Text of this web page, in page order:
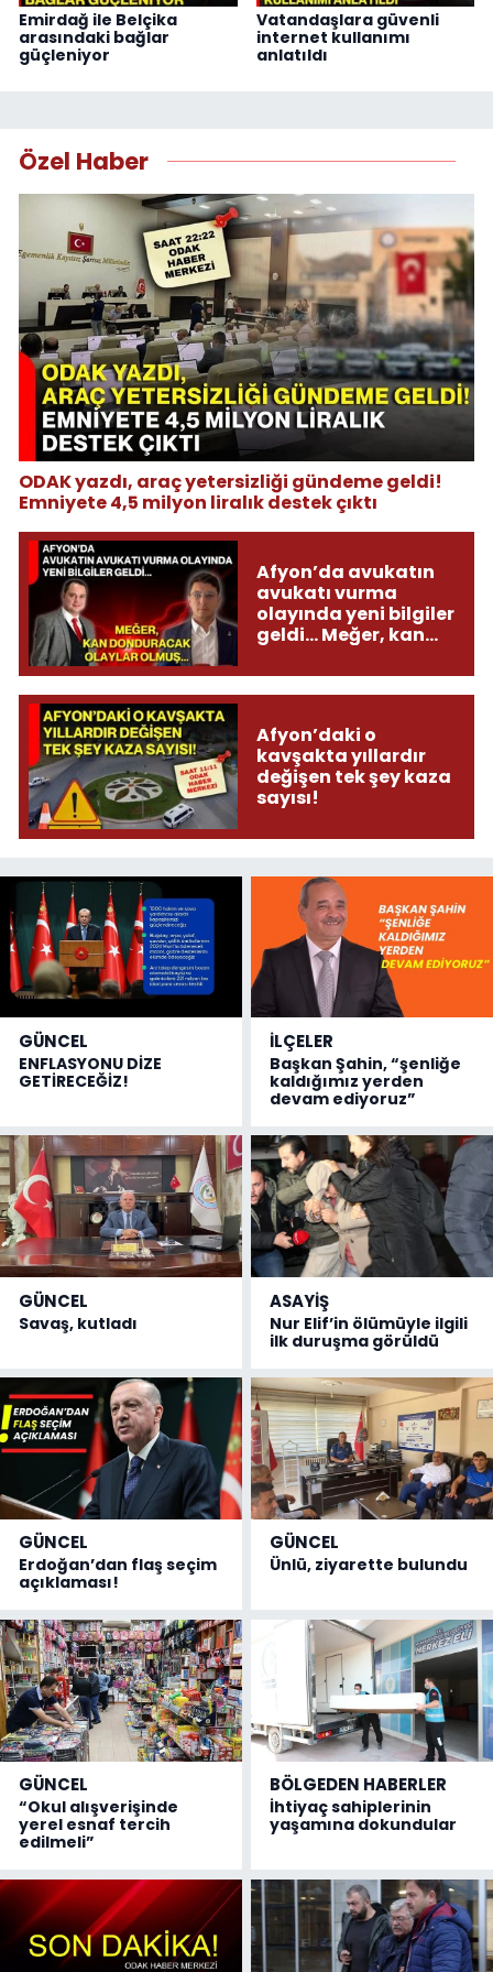
Emirdağ ile Belçika
arasındaki bağlar
güçleniyor
Vatandaşlara güvenli
internet kullanımı
anlatıldı
Özel Haber
ODAK yazdı, araç yetersizliği gündeme geldi!
Emniyete 4,5 milyon liralık destek çıktı
Afyon’da avukatın
avukatı vurma
olayında yeni bilgiler
geldi... Meğer, kan
olmuş...
Afyon’daki o
kavşakta yıllardır
değişen tek şey kaza
sayısı!
GÜNCEL
ENFLASYONU DİZE
GETİRECEĞİZ!
İLÇELER
Başkan Şahin, “şenliğe
kaldığımız yerden
devam ediyoruz”
GÜNCEL
Savaş, kutladı
ASAYİŞ
Nur Elif’in ölümüyle ilgili
ilk duruşma görüldü
GÜNCEL
Erdoğan’dan flaş seçim
açıklaması!
GÜNCEL
Ünlü, ziyarette bulundu
GÜNCEL
“Okul alışverişinde
yerel esnaf tercih
edilmeli”
BÖLGEDEN HABERLER
İhtiyaç sahiplerinin
yaşamına dokundular